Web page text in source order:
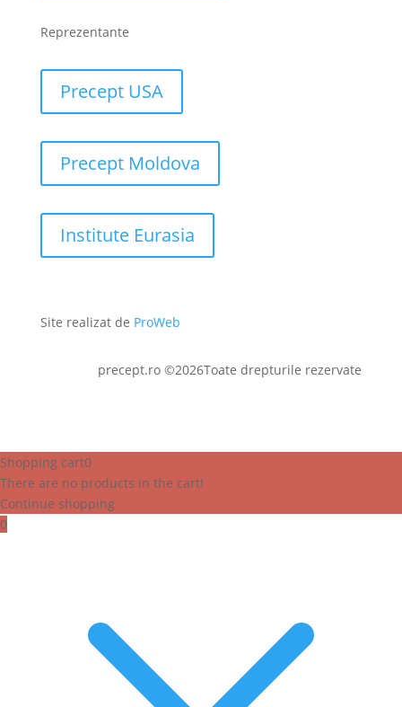
Reprezentante
Precept USA
Precept Moldova
Institute Eurasia
Site realizat de ProWeb
precept.ro ©2026Toate drepturile rezervate
Shopping cart0
There are no products in the cart!
Continue shopping
0